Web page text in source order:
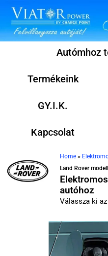
Autómhoz
Termékeink
GY.I.K.
Kapcsolat
Home »
Land Rover
autóhoz
Válassza ki